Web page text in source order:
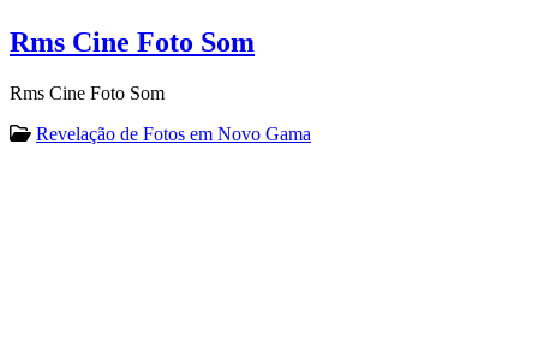
Rms Cine Foto Som
Rms Cine Foto Som
Revelação de Fotos em Novo Gama